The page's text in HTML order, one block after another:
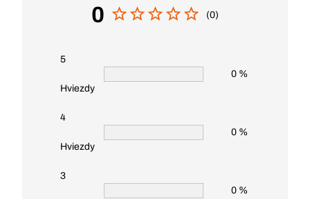
0 (0)
5
Hviezdy
0 %
4
Hviezdy
0 %
3
0 %